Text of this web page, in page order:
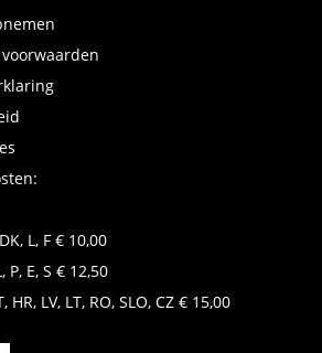
L, F € 10,00
P, E, S € 12,50
HR, LV, LT, RO, SLO, CZ € 15,00